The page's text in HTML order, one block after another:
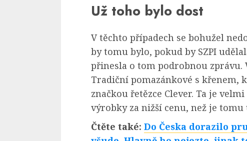
Už toho bylo dost
V těchto případech se bohužel
by tomu bylo, pokud by SZPI
přinesla o tom podrobnou zprávu.
Tradiční pomazánkové s křenem,
značkou řetězce Clever. Ta je
výrobky za nižší cenu, než je
Čtěte také: Do Česka dorazilo